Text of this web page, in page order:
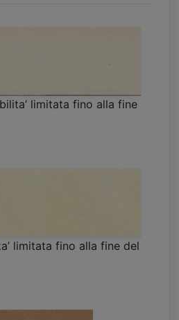
limitata fino alla fine
limitata fino alla fine del